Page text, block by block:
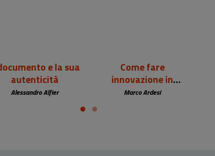
e la sua
autenticità
Alessandro Alfier
Come fare
innovazione in
biblioteca
Marco Ardesi